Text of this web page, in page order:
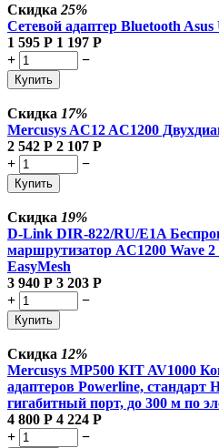
Скидка 25%
Сетевой адаптер Bluetooth
1 595 Р 1 197 Р
+
−
Купить
Скидка 17%
Mercusys AC12 AC1200
2 542 Р 2 107 Р
+
−
Купить
Скидка 19%
D-Link DIR-822/RU/E1A
маршрутизатор AC1200 Wave
EasyMesh
3 940 Р 3 203 Р
+
−
Купить
Скидка 12%
Mercusys MP500 KIT AV1000
адаптеров Powerline, стандарт
гигабитный порт, до 300 м по
4 800 Р 4 224 Р
+
−